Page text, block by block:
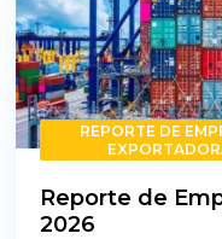
REPORTE DE
Reporte de
2026